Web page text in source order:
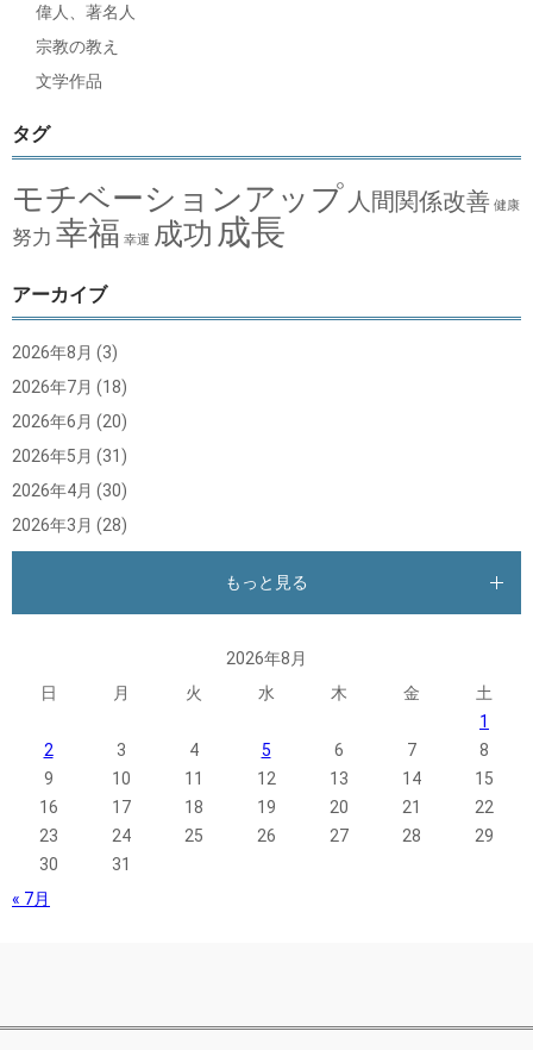
偉人、著名人
宗教の教え
文学作品
タグ
モチベーションアップ 人間関係改善 健康
努力 幸福 幸運 成功 成長
アーカイブ
2026年8月 (3)
2026年7月 (18)
2026年6月 (20)
2026年5月 (31)
2026年4月 (30)
2026年3月 (28)
もっと見る
2026年8月
日
月 火 水 木 金
土
1
2
3 4 5 6 7
8
9
10 11 12 13 14
15
16
17 18 19 20 21
22
23
24 25 26 27 28
29
30
31
« 7月